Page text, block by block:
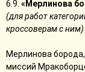
6.9. «Мерлинова
(для работ
кроссоверам с ним)
Мерлинова
миссий